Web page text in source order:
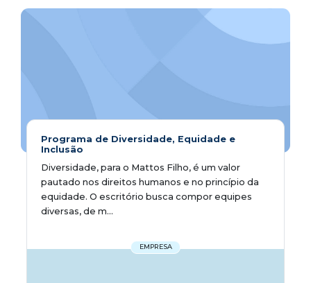
Programa de Diversidade, Equidade e
Inclusão
Diversidade, para o Mattos Filho, é um valor
pautado nos direitos humanos e no princípio da
equidade. O escritório busca compor equipes
diversas, de m...
EMPRESA